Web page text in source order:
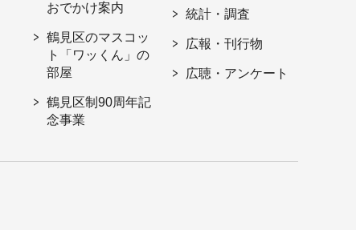
おでかけ案内
鶴見区のマスコッ
ト「ワッくん」の
部屋
鶴見区制90周年記
念事業
統計・調査
広報・刊行物
広聴・アンケート